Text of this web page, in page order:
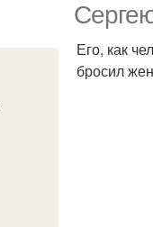
Его, как
бросил